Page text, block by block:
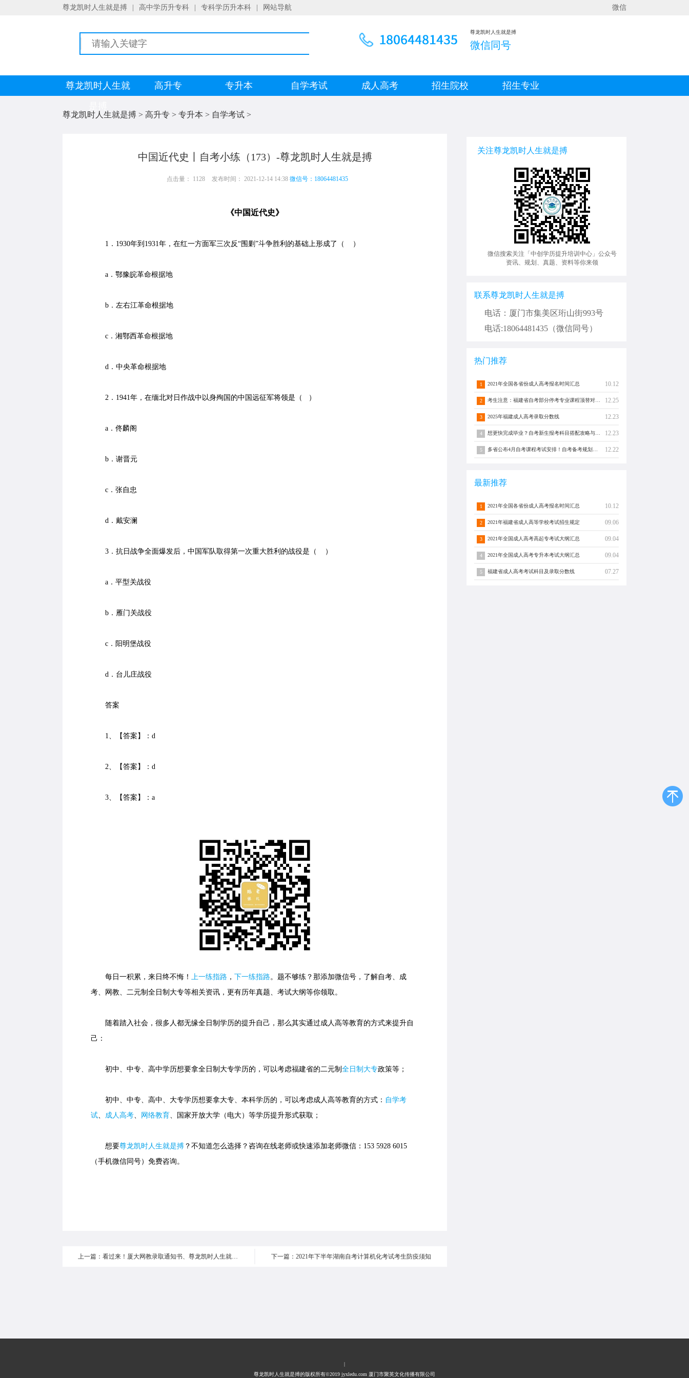
尊龙凯时人生就是搏 高中学历升专科 专科学历升本科 网站导航 微信
尊龙凯时人生就是搏
微信同号
尊龙凯时人生就
高升专 专升本 自学考试 成人高考 招生院校 招生专业
尊龙凯时人生就是搏 > 高升专 > 专升本 > 自学考试 >
中国近代史丨自考小练（173）-尊龙凯时人生就是搏
点击量： 1128 发布时间： 2021-12-14 14:38 微信号：18064481435
《中国近代史》
1．1930年到1931年，在红一方面军三次反“围剿”斗争胜利的基础上形成了（ ）
a．鄂豫皖革命根据地
b．左右江革命根据地
c．湘鄂西革命根据地
d．中央革命根据地
2．1941年，在缅北对日作战中以身殉国的中国远征军将领是（ ）
a．佟麟阁
b．谢晋元
c．张自忠
d．戴安澜
3．抗日战争全面爆发后，中国军队取得第一次重大胜利的战役是（ ）
a．平型关战役
b．雁门关战役
c．阳明堡战役
d．台儿庄战役
答案
1、【答案】：d
2、【答案】：d
3、【答案】：a
每日一积累，来日终不悔！ 上一练指路 ， 下一练指路。 题不够练？那添加微信号，了解自考、成
考、网教、二元制全日制大专等相关资讯，更有历年真题、考试大纲等你领取。
随着踏入社会，很多人都无缘全日制学历的提升自己，那么其实通过成人高等教育的方式来提升自
己：
初中、中专、高中学历想要拿全日制大专学历的，可以考虑福建省的二元制 全日制大专政策等；
初中、中专、高中、大专学历想要拿大专、本科学历的，可以考虑成人高等教育的方式： 自学考
试、 成人高考、 网络教育、国家开放大学（电大）等学历提升形式获取；
想要尊龙凯时人生就是搏 ？不知道怎么选择？咨询在线老师或快速添加老师微信：153 5928 6015
（手机微信同号）免费咨询。
上一篇：看过来！厦大网教录取通知书、尊龙凯时人生就是搏的荣誉证书、校徽...正在向你招手！ 下一篇：2021年下半年湖南自考计算机化考试考生防疫须知
关注尊龙凯时人生就是搏
微信搜索关注「中创学历提升培训中心」公众号
资讯、规划、真题、资料等你来领
联系尊龙凯时人生就是搏
电话：厦门市集美区珩山街993号
电话:18064481435（微信同号）
热门推荐
1 2021年全国各省份成人高考报名时间汇总 10.12
2 12.25
3 2025年福建成人高考录取分数线 12.23
4 12.23
5 12.22
最新推荐
1 2021年全国各省份成人高考报名时间汇总 10.12
2 2021年福建省成人高等学校考试招生规定 09.06
3 2021年全国成人高考高起专考试大纲汇总 09.04
4 2021年全国成人高考专升本考试大纲汇总 09.04
5 福建省成人高考考试科目及录取分数线 07.27
|
尊龙凯时人生就是搏的版权所有©2019 jyxledu.com 厦门市聚英文化传播有限公司